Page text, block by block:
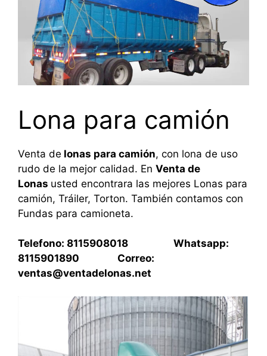
Lona para camión
Venta de lonas para camión, con lona de uso
rudo de la mejor calidad. En Venta de
Lonas usted encontrara las mejores Lonas para
camión, Tráiler, Torton. También contamos con
Fundas para camioneta.
Telefono: 8115908018 Whatsapp:
8115901890 Correo:
ventas@ventadelonas.net